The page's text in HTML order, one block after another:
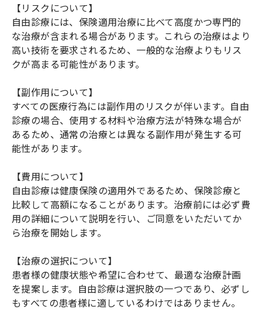
【リスクについて】
自由診療には、保険適用治療に比べて高度かつ専門的
な治療が含まれる場合があります。これらの治療はより
高い技術を要求されるため、一般的な治療よりもリス
クが高まる可能性があります。
【副作用について】
すべての医療行為には副作用のリスクが伴います。自由
診療の場合、使用する材料や治療方法が特殊な場合が
あるため、通常の治療とは異なる副作用が発生する可
能性があります。
【費用について】
自由診療は健康保険の適用外であるため、保険診療と
比較して高額になることがあります。治療前には必ず費
用の詳細について説明を行い、ご同意をいただいてか
ら治療を開始します。
【治療の選択について】
患者様の健康状態や希望に合わせて、最適な治療計画
を提案します。自由診療は選択肢の一つであり、必ずし
もすべての患者様に適しているわけではありません。